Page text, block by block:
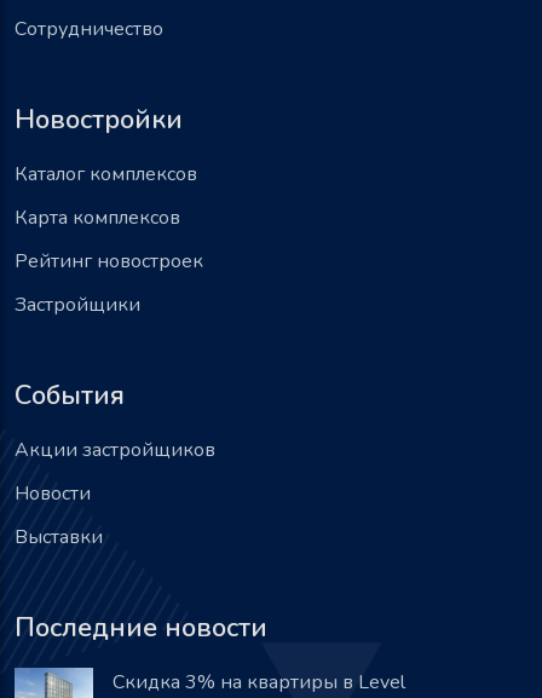
Сотрудничество
Новостройки
Каталог комплексов
Карта комплексов
Рейтинг новостроек
Застройщики
События
Акции застройщиков
Новости
Выставки
Последние новости
Скидка 3% на квартиры в Level